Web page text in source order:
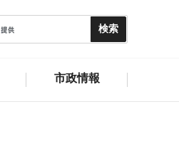
市政情報